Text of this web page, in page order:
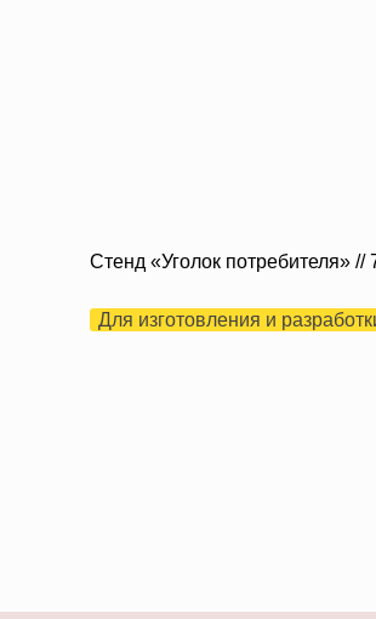
Стенд «Уголок потребителя»
Для изготовления и